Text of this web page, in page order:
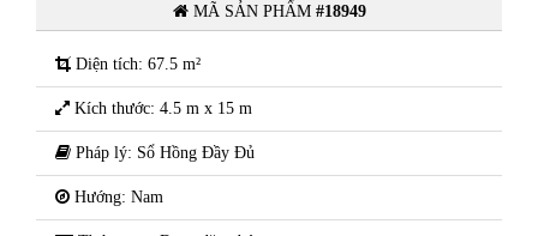
MÃ SẢN PHẨM #18949
Diện tích: 67.5 m²
Kích thước: 4.5 m x 15 m
Pháp lý: Sổ Hồng Đầy Đủ
Hướng: Nam